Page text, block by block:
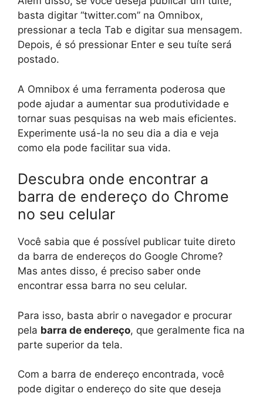
basta digitar “twitter.com” na Omnibox,
pressionar a tecla Tab e digitar sua mensagem.
Depois, é só pressionar Enter e seu tuíte será
postado.
A Omnibox é uma ferramenta poderosa que
pode ajudar a aumentar sua produtividade e
tornar suas pesquisas na web mais eficientes.
Experimente usá-la no seu dia a dia e veja
como ela pode facilitar sua vida.
Descubra onde encontrar a
barra de endereço do Chrome
no seu celular
Você sabia que é possível publicar tuite direto
da barra de endereços do Google Chrome?
Mas antes disso, é preciso saber onde
encontrar essa barra no seu celular.
Para isso, basta abrir o navegador e procurar
pela barra de endereço, que geralmente fica na
parte superior da tela.
Com a barra de endereço encontrada, você
pode digitar o endereço do site que deseja